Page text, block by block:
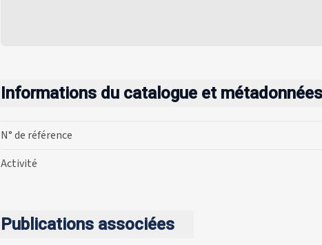
Informations du catalogue et métadonnées
N° de référence
Activité
Publications associées